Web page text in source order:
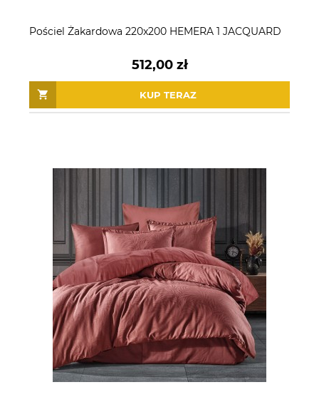
Pościel Żakardowa 220x200 HEMERA 1 JACQUARD
512,00 zł
KUP TERAZ